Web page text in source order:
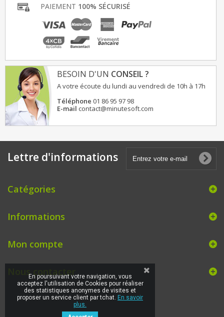
PAIEMENT 100% SÉCURISÉ
BESOIN D'UN CONSEIL ?
A votre écoute du lundi au vendredi de 10h à 17h
Téléphone 01 86 95 97 98
E-mail contact@minutesoft.com
Lettre d'informations
Catégories
Informations
Mon compte
Nous contacter
En poursuivant votre navigation, vous
acceptez l'utilisation de Cookies pour réaliser
des statistiques anonymes de visites et
proposer un service client par tchat. En savoir
plus.